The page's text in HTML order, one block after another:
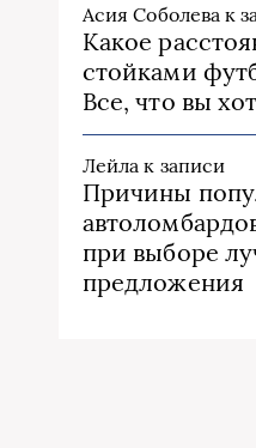
Асия Соболева к
Какое
стойками
Все, что вы
Лейла к записи
Причины
при выборе
предложения